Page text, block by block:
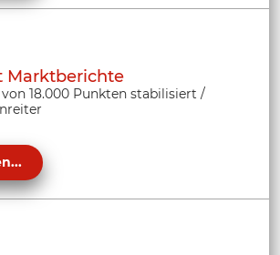
Marktberichte
18.000 Punkten stabilisiert /